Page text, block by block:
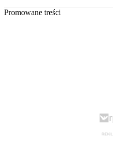
Promowane treści